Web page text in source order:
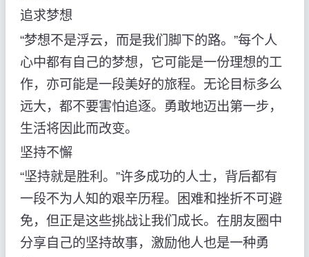
追求梦想
“梦想不是浮云，而是我们脚下的路。”每个人
心中都有自己的梦想，它可能是一份理想的工
作，亦可能是一段美好的旅程。无论目标多么
远大，都不要害怕追逐。勇敢地迈出第一步，
生活将因此而改变。
坚持不懈
“坚持就是胜利。”许多成功的人士，背后都有
一段不为人知的艰辛历程。困难和挫折不可避
免，但正是这些挑战让我们成长。在朋友圈中
分享自己的坚持故事，激励他人也是一种勇